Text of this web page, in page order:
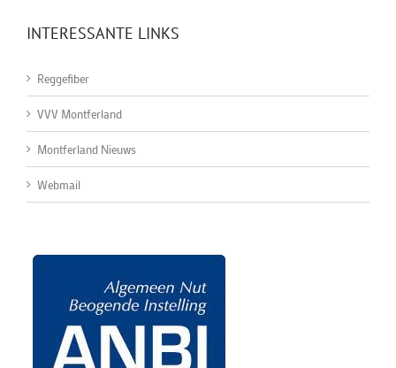
INTERESSANTE LINKS
Reggefiber
VVV Montferland
Montferland Nieuws
Webmail